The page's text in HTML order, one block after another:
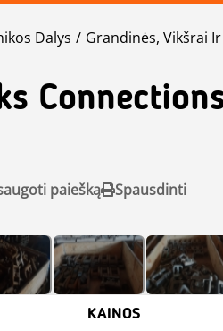
Dalys Grandinės, Vikšrai
paiešką Spausdinti
KAINOS